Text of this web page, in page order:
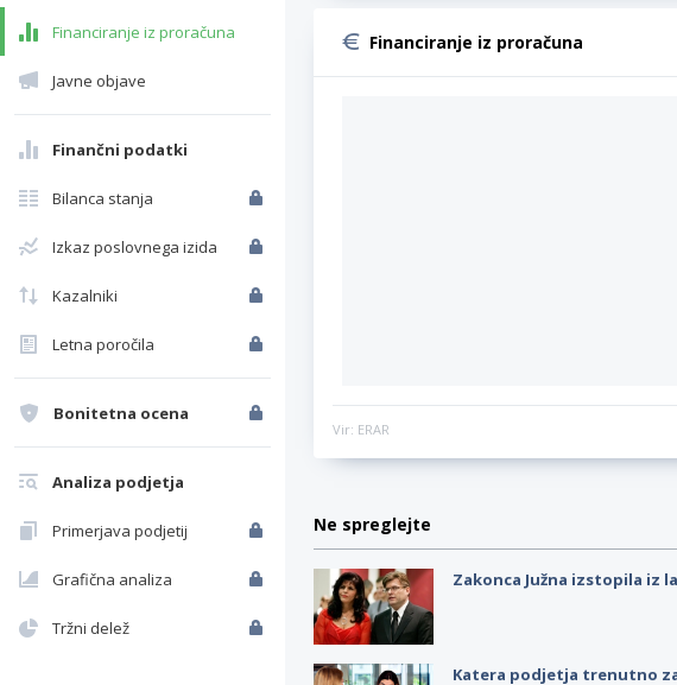
Financiranje iz proračuna
Javne objave
Finančni podatki
Bilanca stanja
Izkaz poslovnega izida
Kazalniki
Letna poročila
Bonitetna ocena
Analiza podjetja
Primerjava podjetij
Grafična analiza
Tržni delež
Financiranje iz proračuna
Vir: ERAR
Ne spreglejte
Zakonca Južna izstopila iz
Katera podjetja trenutno